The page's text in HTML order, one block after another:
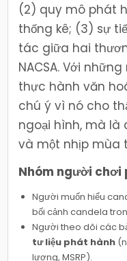
(2) quy mô phát
thống kê; (3) sự
tác giữa hai
NACSA. Với
thực hành văn
chú ý vì nó cho
ngoại hình, mà là
và một nhịp mùa
Nhóm người chơi
Người muốn hiểu
bối cảnh candela
Người theo dõi các
tư liệu phát hành
lượng, MSRP).